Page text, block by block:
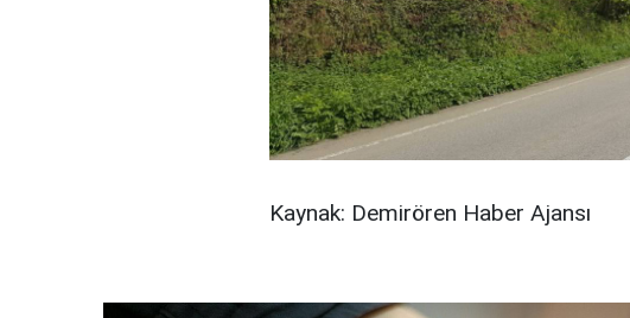
Kaynak: Demirören Haber Ajansı